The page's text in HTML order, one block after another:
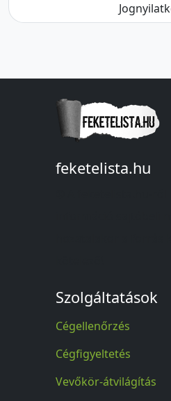
feketelista.hu
Szolgáltatások
Cégellenőrzés
Cégfigyeltetés
Vevőkör-átvilágítás